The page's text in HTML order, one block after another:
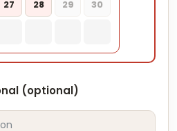
27 28 29 30
(optional)